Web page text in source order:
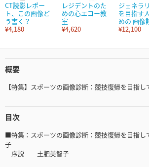
CT読影レポー
ト、この画像ど
う書く？
¥4,180
レジデントのた
めの心エコー教
室
¥4,620
ジェネラ
を目指す
めの 画像
¥12,100
概要
【特集】スポーツの画像診断：競技復帰を目指し
目次
■特集：スポーツの画像診断：競技復帰を目
子
序説 土肥美智子